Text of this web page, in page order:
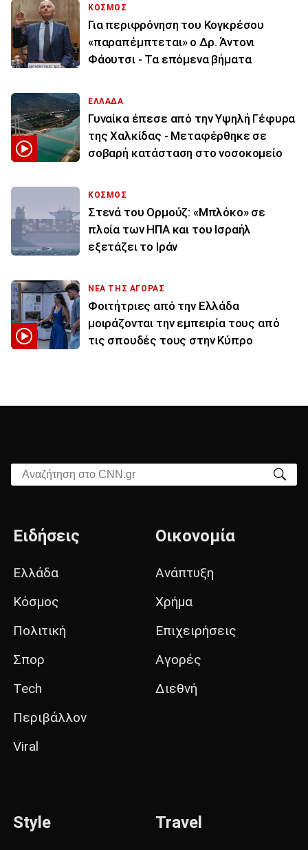
ΚΟΣΜΟΣ
Για περιφρόνηση του Κογκρέσου
«παραπέμπτεται» ο Δρ. Άντονι
Φάουτσι - Τα επόμενα βήματα
ΕΛΛΑΔΑ
Γυναίκα έπεσε από την Υψηλή Γέφυρα
της Χαλκίδας - Μεταφέρθηκε σε
σοβαρή κατάσταση στο νοσοκομείο
ΚΟΣΜΟΣ
Στενά του Ορμούζ: «Μπλόκο» σε
πλοία των ΗΠΑ και του Ισραήλ
εξετάζει το Ιράν
ΝΕΑ ΤΗΣ ΑΓΟΡΑΣ
Φοιτήτριες από την Ελλάδα
μοιράζονται την εμπειρία τους από
τις σπουδές τους στην Κύπρο
Αναζήτηση στο CNN.gr
Ειδήσεις
Ελλάδα
Κόσμος
Πολιτική
Σπορ
Tech
Περιβάλλον
Viral
Οικονομία
Ανάπτυξη
Χρήμα
Επιχειρήσεις
Αγορές
Διεθνή
Style Travel